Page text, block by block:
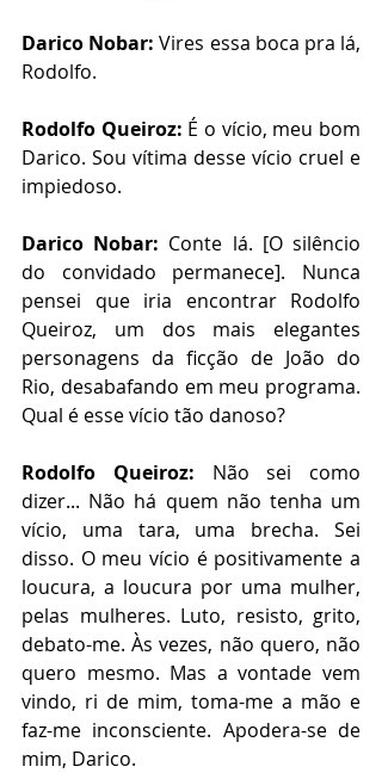
Darico Nobar: Vires essa boca pra lá,
Rodolfo.
Rodolfo Queiroz: É o vício, meu bom
Darico. Sou vítima desse vício cruel e
impiedoso.
Darico Nobar: Conte lá. [O silêncio
do convidado permanece]. Nunca
pensei que iria encontrar Rodolfo
Queiroz, um dos mais elegantes
personagens da ficção de João do
Rio, desabafando em meu programa.
Qual é esse vício tão danoso?
Rodolfo Queiroz: Não sei como
dizer... Não há quem não tenha um
vício, uma tara, uma brecha. Sei
disso. O meu vício é positivamente a
loucura, a loucura por uma mulher,
pelas mulheres. Luto, resisto, grito,
debato-me. Às vezes, não quero, não
quero mesmo. Mas a vontade vem
vindo, ri de mim, toma-me a mão e
faz-me inconsciente. Apodera-se de
mim, Darico.